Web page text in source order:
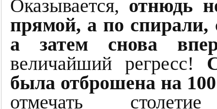
Оказывается, отнюдь
прямой, а по спирали,
а затем снова
величайший регресс!
была отброшена на
отмечать